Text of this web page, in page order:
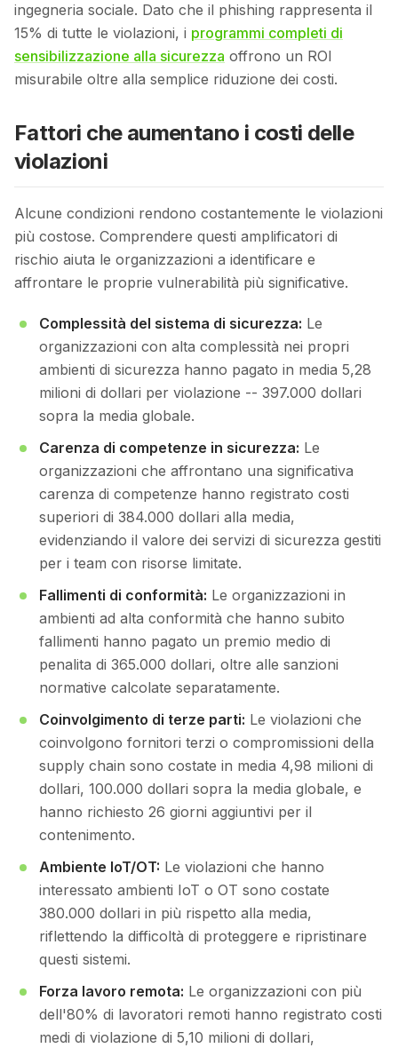
ingegneria sociale. Dato che il phishing rappresenta il
15% di tutte le violazioni, i programmi completi di
sensibilizzazione alla sicurezza offrono un ROI
misurabile oltre alla semplice riduzione dei costi.
Fattori che aumentano i costi delle
violazioni
Alcune condizioni rendono costantemente le violazioni
più costose. Comprendere questi amplificatori di
rischio aiuta le organizzazioni a identificare e
affrontare le proprie vulnerabilità più significative.
Complessità del sistema di sicurezza: Le
organizzazioni con alta complessità nei propri
ambienti di sicurezza hanno pagato in media 5,28
milioni di dollari per violazione -- 397.000 dollari
sopra la media globale.
Carenza di competenze in sicurezza: Le
organizzazioni che affrontano una significativa
carenza di competenze hanno registrato costi
superiori di 384.000 dollari alla media,
evidenziando il valore dei servizi di sicurezza gestiti
per i team con risorse limitate.
Fallimenti di conformità: Le organizzazioni in
ambienti ad alta conformità che hanno subito
fallimenti hanno pagato un premio medio di
penalita di 365.000 dollari, oltre alle sanzioni
normative calcolate separatamente.
Coinvolgimento di terze parti: Le violazioni che
coinvolgono fornitori terzi o compromissioni della
supply chain sono costate in media 4,98 milioni di
dollari, 100.000 dollari sopra la media globale, e
hanno richiesto 26 giorni aggiuntivi per il
contenimento.
Ambiente IoT/OT: Le violazioni che hanno
interessato ambienti IoT o OT sono costate
380.000 dollari in più rispetto alla media,
riflettendo la difficoltà di proteggere e ripristinare
questi sistemi.
Forza lavoro remota: Le organizzazioni con più
dell'80% di lavoratori remoti hanno registrato costi
medi di violazione di 5,10 milioni di dollari,